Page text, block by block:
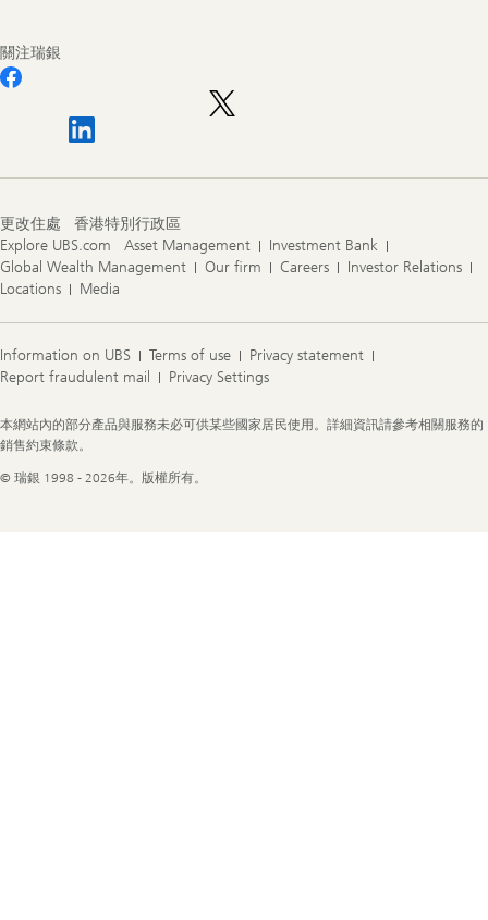
關注瑞銀
更改住處
香港特別行政區
Explore UBS.com
Asset Management
Investment Bank
Global Wealth Management
Our firm Careers
Investor Relations
Locations
Media
Information on UBS Terms of use
Privacy statement
Report fraudulent mail
Privacy Settings
Legal
Information
本網站內的部分產品與服務未必可供某些國家居民使用。詳細資訊請參考相關服務的
銷售約束條款。
© 瑞銀 1998 - 2026年。版權所有。